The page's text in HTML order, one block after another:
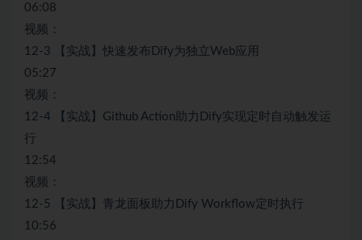
06:08
视频：
12-3 【实战】快速发布Dify为独立Web应用
05:27
视频：
12-4 【实战】Github Action助力Dify实现定时自动触发运
行
12:54
视频：
12-5 【实战】青龙面板助力Dify Workflow定时执行
10:56